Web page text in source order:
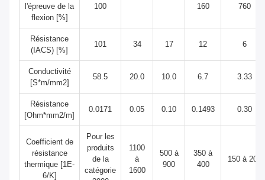
l'épreuve de la
flexion [%]
100 160 760
Résistance
(IACS) [%]
101 34 17 12 6
Conductivité
[S*m/mm2]
58.5 20.0 10.0 6.7 3.33
Résistance
[Ohm*mm2/m]
0.0171 0.05 0.10 0.1493 0.30
Coefficient de
résistance
thermique [1E-
6/K]
Pour les
produits
de la
catégorie
1100
à
1600
500 à
900
350 à
400
150 à 200